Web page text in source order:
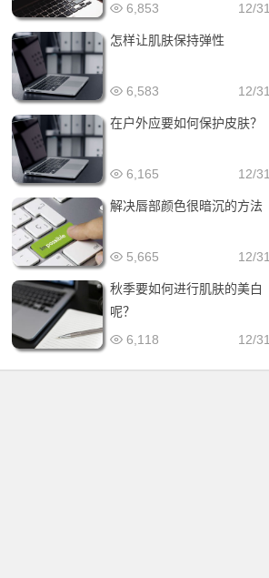
12/31
6,853
怎样让肌肤保持弹性
12/31
6,583
在户外应要如何保护皮肤？
12/31
6,165
解决唇部颜色很暗沉的方法
12/31
5,665
秋季要如何进行肌肤的美白
呢？
12/31
6,118